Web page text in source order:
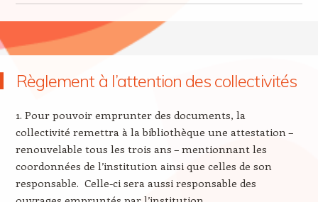
Règlement à l’attention des collectivités
1. Pour pouvoir emprunter des documents, la
collectivité remettra à la bibliothèque une attestation –
renouvelable tous les trois ans – mentionnant les
coordonnées de l’institution ainsi que celles de son
responsable. Celle-ci sera aussi responsable des